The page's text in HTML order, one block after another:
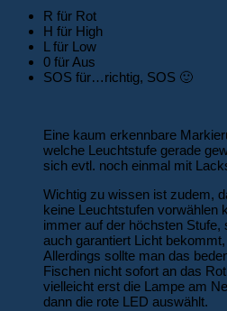
R für Rot
H für High
L für Low
0 für Aus
SOS für…richtig, SOS 🙂
Eine kaum erkennbare
welche Leuchtstufe gerade
sich evtl. noch einmal mit
Wichtig zu wissen ist zudem,
keine Leuchtstufen vorwählen
immer auf der höchsten
auch garantiert Licht
Allerdings sollte man das
Fischen nicht sofort an das
vielleicht erst die Lampe am
dann die rote LED auswählt.